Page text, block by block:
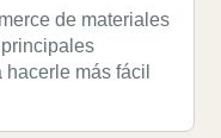
de materiales
más fácil